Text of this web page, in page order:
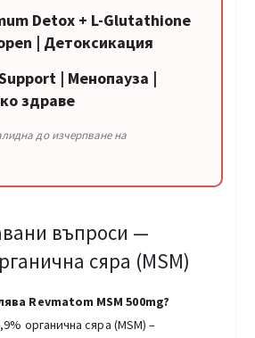
Detox + L-Glutathione
| Детоксикация
| Менопауза |
здраве
до изчерпване на
въпроси —
сяра (MSM)
Revmatom MSM 500mg?
органична сяра (MSM) –